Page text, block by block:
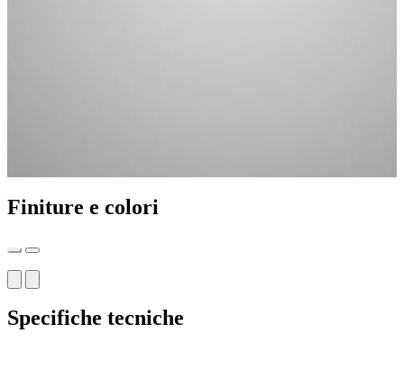
Finiture e colori
Specifiche tecniche